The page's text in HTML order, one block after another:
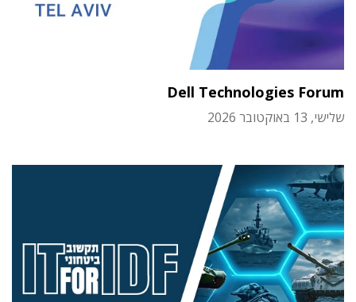
Dell Technologies Forum
שלישי, 13 באוקטובר 2026